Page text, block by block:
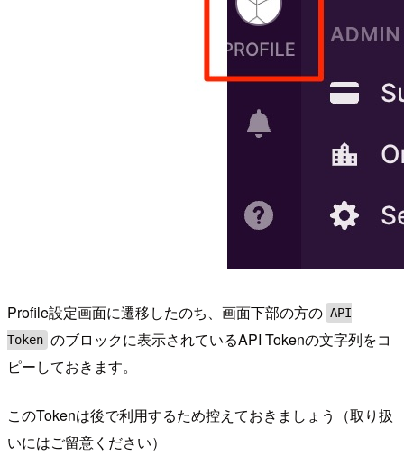
Profile設定画面に遷移したのち、画面下部の方の API
Token のブロックに表示されているAPI Tokenの文字列をコ
ピーしておきます。
このTokenは後で利用するため控えておきましょう（取り扱
いにはご留意ください）